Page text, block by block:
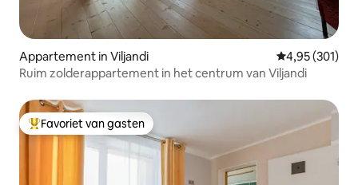
Appartement in Viljandi Gemiddelde
4,95 (301)
Ruim zolderappartement in het centrum van Viljandi
Topfavoriet van gasten
Favoriet van gasten